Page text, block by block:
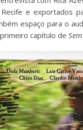
e exportados
espaço para o
capítulo de